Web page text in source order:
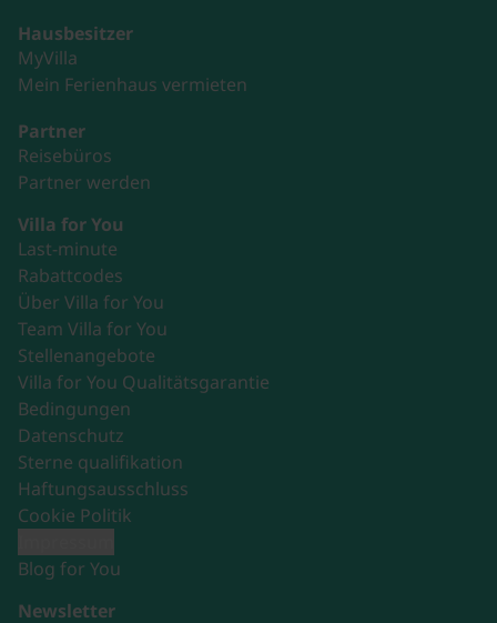
Hausbesitzer
MyVilla
Mein Ferienhaus vermieten
Partner
Reisebüros
Partner werden
Villa for You
Last-minute
Rabattcodes
Über Villa for You
Team Villa for You
Stellenangebote
Villa for You Qualitätsgarantie
Bedingungen
Datenschutz
Sterne qualifikation
Haftungsausschluss
Cookie Politik
Blog for You
Newsletter